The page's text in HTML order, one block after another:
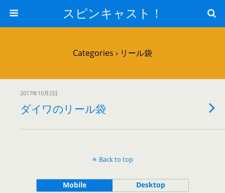
スピンキャスト！
Categories › リール袋
2017年10月2日
ダイワのリール袋
Back to top
Mobile Desktop